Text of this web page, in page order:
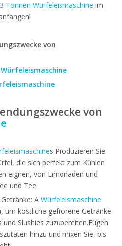
3 Tonnen Würfeleismaschine im
von
Würfeleismaschine
von
s Produzieren Sie
die sich perfekt zum Kühlen
eignen, von Limonaden und
und Tee.
A Würfeleismaschine
um köstliche gefrorene Getränke
Slushies zuzubereiten.Fügen
hinzu und mixen Sie, bis